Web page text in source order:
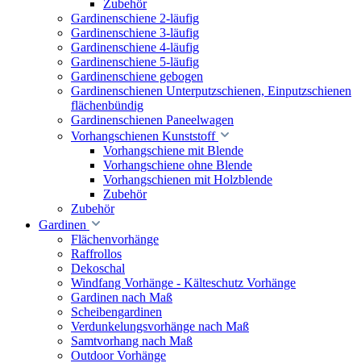
Zubehör
Gardinenschiene 2-läufig
Gardinenschiene 3-läufig
Gardinenschiene 4-läufig
Gardinenschiene 5-läufig
Gardinenschiene gebogen
Gardinenschienen Unterputzschienen, Einputzschienen
flächenbündig
Gardinenschienen Paneelwagen
Vorhangschienen Kunststoff
Vorhangschiene mit Blende
Vorhangschiene ohne Blende
Vorhangschienen mit Holzblende
Zubehör
Zubehör
Gardinen
Flächenvorhänge
Raffrollos
Dekoschal
Windfang Vorhänge - Kälteschutz Vorhänge
Gardinen nach Maß
Scheibengardinen
Verdunkelungsvorhänge nach Maß
Samtvorhang nach Maß
Outdoor Vorhänge